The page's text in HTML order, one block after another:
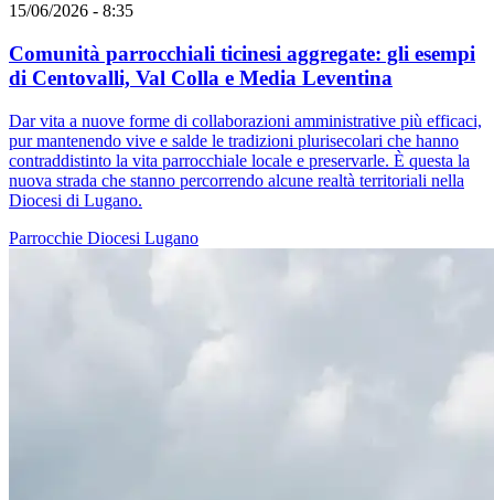
15/06/2026 - 8:35
Comunità parrocchiali ticinesi aggregate: gli esempi
di Centovalli, Val Colla e Media Leventina
Dar vita a nuove forme di collaborazioni amministrative più efficaci,
pur mantenendo vive e salde le tradizioni plurisecolari che hanno
contraddistinto la vita parrocchiale locale e preservarle. È questa la
nuova strada che stanno percorrendo alcune realtà territoriali nella
Diocesi di Lugano.
Parrocchie Diocesi Lugano